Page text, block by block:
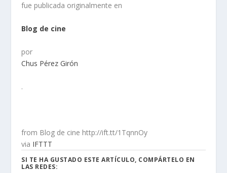
fue publicada originalmente en
Blog de cine
por
Chus Pérez Girón
.
from Blog de cine http://ift.tt/1TqnnOy
via IFTTT
SI TE HA GUSTADO ESTE ARTÍCULO, COMPÁRTELO EN
LAS REDES: